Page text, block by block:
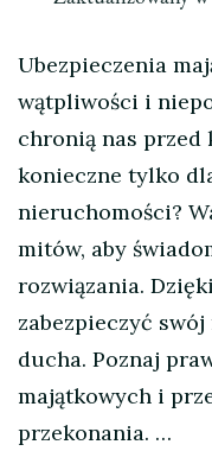
Ubezpieczenia
wątpliwości i
chronią nas przed
konieczne tylko
nieruchomości?
mitów, aby
rozwiązania.
zabezpieczyć
ducha. Poznaj
majątkowych i
przekonania. …